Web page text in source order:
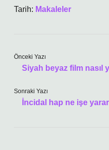
Tarih: Makaleler
Önceki Yazı
Siyah beyaz film nasıl
Sonraki Yazı
İncidal hap ne işe